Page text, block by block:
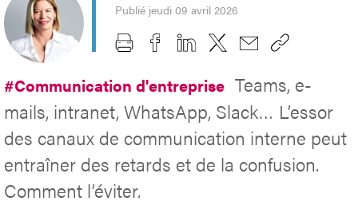
Publié jeudi 09 avril 2026
#Communication d'entreprise Teams, e-
mails, intranet, WhatsApp, Slack… L’essor
des canaux de communication interne peut
entraîner des retards et de la confusion.
Comment l’éviter.